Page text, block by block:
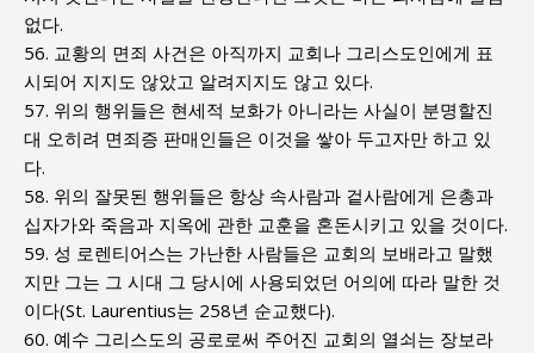
없다.
56. 교황의 면죄 사건은 아직까지 교회나 그리스도인에게 표
시되어 지지도 않았고 알려지지도 않고 있다.
57. 위의 행위들은 현세적 보화가 아니라는 사실이 분명할진
대 오히려 면죄증 판매인들은 이것을 쌓아 두고자만 하고 있
다.
58. 위의 잘못된 행위들은 항상 속사람과 겉사람에게 은총과
십자가와 죽음과 지옥에 관한 교훈을 혼돈시키고 있을 것이다.
59. 성 로렌티어스는 가난한 사람들은 교회의 보배라고 말했
지만 그는 그 시대 그 당시에 사용되었던 어의에 따라 말한 것
이다(St. Laurentius는 258년 순교했다).
60. 예수 그리스도의 공로로써 주어진 교회의 열쇠는 장보라